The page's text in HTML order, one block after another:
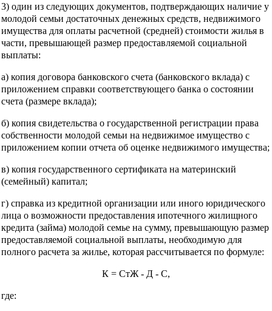
3) один из следующих документов, подтверждающих наличие у
молодой семьи достаточных денежных средств, недвижимого
имущества для оплаты расчетной (средней) стоимости жилья в
части, превышающей размер предоставляемой социальной
выплаты:
а) копия договора банковского счета (банковского вклада) с
приложением справки соответствующего банка о состоянии
счета (размере вклада);
б) копия свидетельства о государственной регистрации права
собственности молодой семьи на недвижимое имущество с
приложением копии отчета об оценке недвижимого имущества;
в) копия государственного сертификата на материнский
(семейный) капитал;
г) справка из кредитной организации или иного юридического
лица о возможности предоставления ипотечного жилищного
кредита (займа) молодой семье на сумму, превышающую размер
предоставляемой социальной выплаты, необходимую для
полного расчета за жилье, которая рассчитывается по формуле:
К = СтЖ - Д - С,
где: